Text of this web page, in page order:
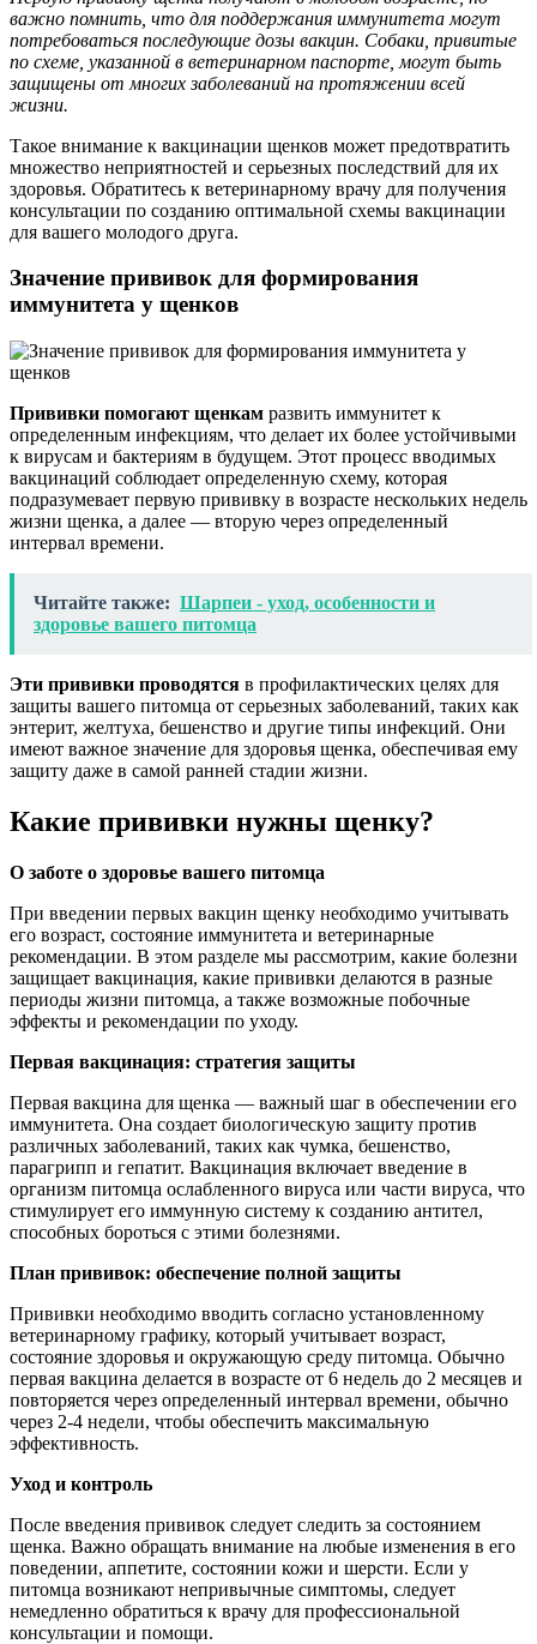
важно помнить, что для поддержания иммунитета могут
потребоваться последующие дозы вакцин. Собаки, привитые
по схеме, указанной в ветеринарном паспорте, могут быть
защищены от многих заболеваний на протяжении всей
жизни.
Такое внимание к вакцинации щенков может предотвратить
множество неприятностей и серьезных последствий для их
здоровья. Обратитесь к ветеринарному врачу для получения
консультации по созданию оптимальной схемы вакцинации
для вашего молодого друга.
Значение прививок для формирования
иммунитета у щенков
Прививки помогают щенкам развить иммунитет к
определенным инфекциям, что делает их более устойчивыми
к вирусам и бактериям в будущем. Этот процесс вводимых
вакцинаций соблюдает определенную схему, которая
подразумевает первую прививку в возрасте нескольких недель
жизни щенка, а далее — вторую через определенный
интервал времени.
Читайте также: Шарпеи - уход, особенности и
здоровье вашего питомца
Эти прививки проводятся в профилактических целях для
защиты вашего питомца от серьезных заболеваний, таких как
энтерит, желтуха, бешенство и другие типы инфекций. Они
имеют важное значение для здоровья щенка, обеспечивая ему
защиту даже в самой ранней стадии жизни.
Какие прививки нужны щенку?
О заботе о здоровье вашего питомца
При введении первых вакцин щенку необходимо учитывать
его возраст, состояние иммунитета и ветеринарные
рекомендации. В этом разделе мы рассмотрим, какие болезни
защищает вакцинация, какие прививки делаются в разные
периоды жизни питомца, а также возможные побочные
эффекты и рекомендации по уходу.
Первая вакцинация: стратегия защиты
Первая вакцина для щенка — важный шаг в обеспечении его
иммунитета. Она создает биологическую защиту против
различных заболеваний, таких как чумка, бешенство,
парагрипп и гепатит. Вакцинация включает введение в
организм питомца ослабленного вируса или части вируса, что
стимулирует его иммунную систему к созданию антител,
способных бороться с этими болезнями.
План прививок: обеспечение полной защиты
Прививки необходимо вводить согласно установленному
ветеринарному графику, который учитывает возраст,
состояние здоровья и окружающую среду питомца. Обычно
первая вакцина делается в возрасте от 6 недель до 2 месяцев и
повторяется через определенный интервал времени, обычно
через 2-4 недели, чтобы обеспечить максимальную
эффективность.
Уход и контроль
После введения прививок следует следить за состоянием
щенка. Важно обращать внимание на любые изменения в его
поведении, аппетите, состоянии кожи и шерсти. Если у
питомца возникают непривычные симптомы, следует
немедленно обратиться к врачу для профессиональной
консультации и помощи.